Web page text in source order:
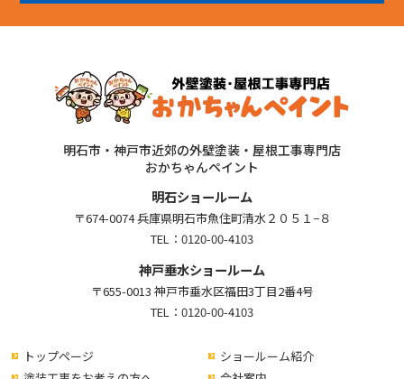
明石市・神戸市近郊の外壁塗装・屋根工事専門店
おかちゃんペイント
明石ショールーム
〒674-0074 兵庫県明石市魚住町清水２０５１−８
TEL： 0120-00-4103
神戸垂水ショールーム
〒655-0013 神戸市垂水区福田3丁目2番4号
TEL： 0120-00-4103
トップページ
ショールーム紹介